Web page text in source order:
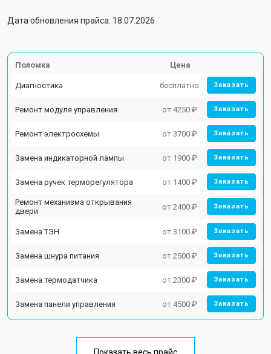
Дата обновления прайса: 18.07.2026
Поломка Цена
Диагностика бесплатно Заказать
Ремонт модуля управления от 4250 ₽ Заказать
Ремонт электросхемы от 3700 ₽ Заказать
Замена индикаторной лампы от 1900 ₽ Заказать
Замена ручек терморегулятора от 1400 ₽ Заказать
Ремонт механизма открывания
двери
от 2400 ₽ Заказать
Замена ТЭН от 3100 ₽ Заказать
Замена шнура питания от 2500 ₽ Заказать
Замена термодатчика от 2300 ₽ Заказать
Замена панели управления от 4500 ₽ Заказать